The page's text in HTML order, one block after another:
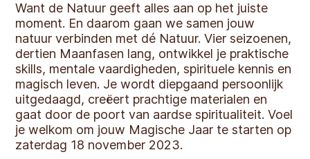
Want de Natuur geeft alles aan op het juiste
moment. En daarom gaan we samen jouw
natuur verbinden met dé Natuur. Vier seizoenen,
dertien Maanfasen lang, ontwikkel je praktische
skills, mentale vaardigheden, spirituele kennis en
magisch leven. Je wordt diepgaand persoonlijk
uitgedaagd, creëert prachtige materialen en
gaat door de poort van aardse spiritualiteit. Voel
je welkom om jouw Magische Jaar te starten op
zaterdag 18 november 2023.